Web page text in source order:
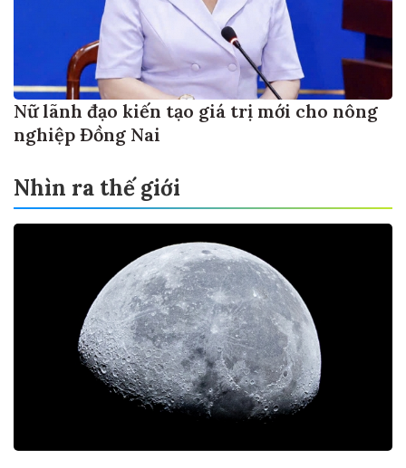
Nữ lãnh đạo kiến tạo giá trị mới cho nông
nghiệp Đồng Nai
Nhìn ra thế giới